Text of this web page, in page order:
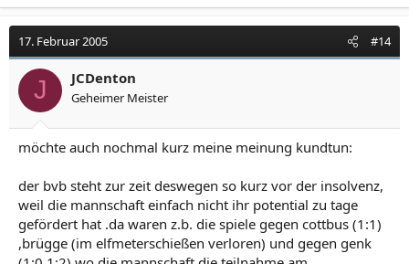
17. Februar 2005 #14
J JCDenton
Geheimer Meister
möchte auch nochmal kurz meine meinung kundtun:
der bvb steht zur zeit deswegen so kurz vor der insolvenz,
weil die mannschaft einfach nicht ihr potential zu tage
gefördert hat .da waren z.b. die spiele gegen cottbus (1:1)
,brügge (im elfmeterschießen verloren) und gegen genk